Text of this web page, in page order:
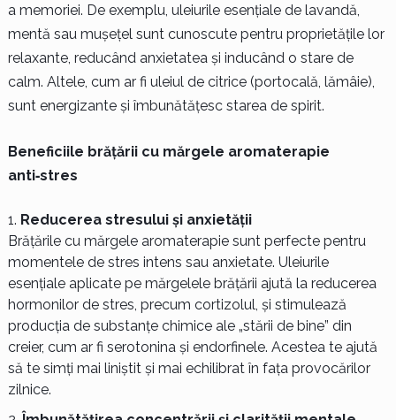
a memoriei. De exemplu, uleiurile esențiale de lavandă,
mentă sau mușețel sunt cunoscute pentru proprietățile lor
relaxante, reducând anxietatea și inducând o stare de
calm. Altele, cum ar fi uleiul de citrice (portocală, lămâie),
sunt energizante și îmbunătățesc starea de spirit.
Beneficiile brățării cu mărgele aromaterapie
anti‑stres
Reducerea stresului și anxietății
Brățările cu mărgele aromaterapie sunt perfecte pentru
momentele de stres intens sau anxietate. Uleiurile
esențiale aplicate pe mărgelele brățării ajută la reducerea
hormonilor de stres, precum cortizolul, și stimulează
producția de substanțe chimice ale „stării de bine” din
creier, cum ar fi serotonina și endorfinele. Acestea te ajută
să te simți mai liniștit și mai echilibrat în fața provocărilor
zilnice.